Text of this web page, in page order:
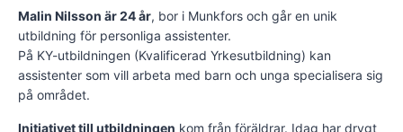
Malin Nilsson är 24 år, bor i Munkfors och går en unik
utbildning för personliga assistenter.
På KY-utbildningen (Kvalificerad Yr­kes­utbildning) kan
assistenter som vill arbeta med barn och unga specialisera sig
på området.
Initiativet till utbildningen kom från föräldrar. Idag har drygt